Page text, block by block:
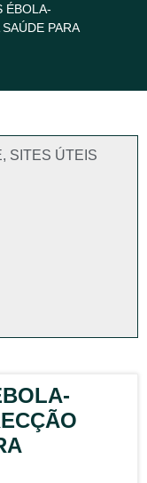
ÉBOLA-
PARA
, SITES ÚTEIS